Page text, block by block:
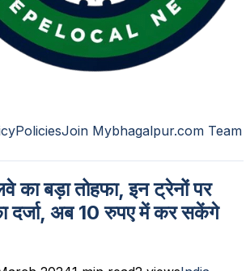
PoliciesJoin Mybhagalpur.com Team
का बड़ा तोहफा, इन ट्रेनों पर
दर्जा, अब 10 रुपए में कर सकेंगे